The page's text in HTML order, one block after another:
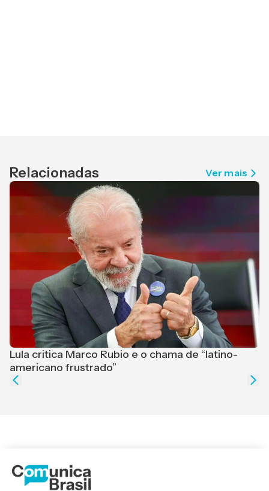
Relacionadas Ver mais
Lula critica Marco Rubio e o chama de “latino-
americano frustrado”